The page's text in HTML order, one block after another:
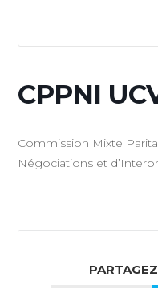
CPPNI
Commission Mixte
Négociations et